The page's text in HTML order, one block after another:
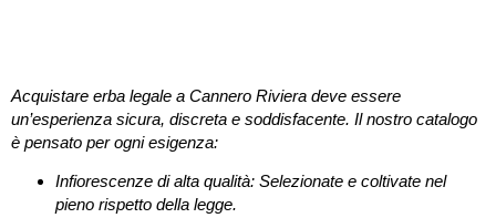
Acquistare erba legale a Cannero Riviera deve essere
un’esperienza sicura, discreta e soddisfacente. Il nostro catalogo
è pensato per ogni esigenza:
Infiorescenze di alta qualità: Selezionate e coltivate nel
pieno rispetto della legge.